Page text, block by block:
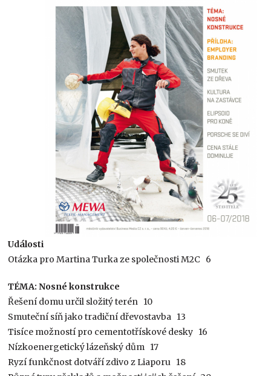
Události
Otázka pro Martina Turka ze společnosti M2C 6
TÉMA: Nosné konstrukce
Řešení domu určil složitý terén 10
Smuteční síň jako tradiční dřevostavba 13
Tisíce možností pro cementotřískové desky 16
Nízkoenergetický lázeňský dům 17
Ryzí funkčnost dotváří zdivo z Liaporu 18